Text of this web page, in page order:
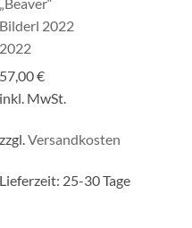
2022
57,00€
inkl. MwSt.
zzgl.Versandkosten
Lieferzeit: 25-30 Tage